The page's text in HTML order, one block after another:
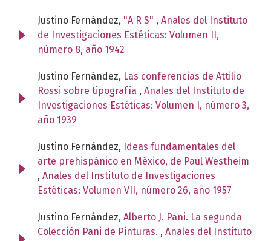
Justino Fernández, "A R S" , Anales del Instituto
de Investigaciones Estéticas: Volumen II,
número 8, año 1942
Justino Fernández, Las conferencias de Attilio
Rossi sobre tipografía , Anales del Instituto de
Investigaciones Estéticas: Volumen I, número 3,
año 1939
Justino Fernández, Ideas fundamentales del
arte prehispánico en México, de Paul Westheim
, Anales del Instituto de Investigaciones
Estéticas: Volumen VII, número 26, año 1957
Justino Fernández, Alberto J. Pani. La segunda
Colección Pani de Pinturas. , Anales del Instituto